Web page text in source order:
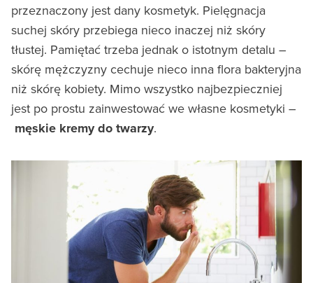
przeznaczony jest dany kosmetyk. Pielęgnacja
suchej skóry przebiega nieco inaczej niż skóry
tłustej. Pamiętać trzeba jednak o istotnym detalu –
skórę mężczyzny cechuje nieco inna flora bakteryjna
niż skórę kobiety. Mimo wszystko najbezpieczniej
jest po prostu zainwestować we własne kosmetyki –
męskie kremy do twarzy.